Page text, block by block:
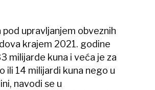
pod upravljanjem obveznih
krajem 2021. godine
milijarde kuna i veća je za
ili 14 milijardi kuna nego u
navodi se u